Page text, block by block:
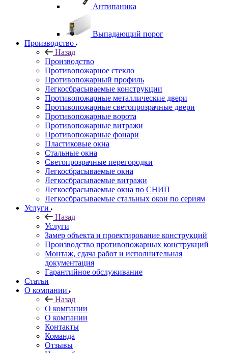
Антипаника
Выпадающий порог
Производство
Назад
Производство
Противопожарное стекло
Противопожарный профиль
Легкосбрасываемые конструкции
Противопожарные металлические двери
Противопожарные светопрозрачные двери
Противопожарные ворота
Противопожарные витражи
Противопожарные фонари
Пластиковые окна
Стальные окна
Светопрозрачные перегородки
Легкосбрасываемые окна
Легкосбрасываемые витражи
Легкосбрасываемые окна по СНИП
Легкосбрасываемые стальных окон по сериям
Услуги
Назад
Услуги
Замер объекта и проектирование конструкций
Производство противопожарных конструкций
Монтаж, сдача работ и исполнительная
документация
Гарантийное обслуживание
Статьи
О компании
Назад
О компании
О компании
Контакты
Команда
Отзывы